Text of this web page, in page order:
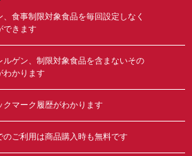
、食事制限対象食品を毎回設定しなく
できます
ルゲン、制限対象食品を含まないその
わかります
クマーク履歴がわかります
のご利用は商品購入時も無料です